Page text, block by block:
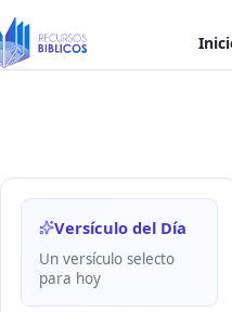
Versículo del Día
Un versículo selecto
para hoy